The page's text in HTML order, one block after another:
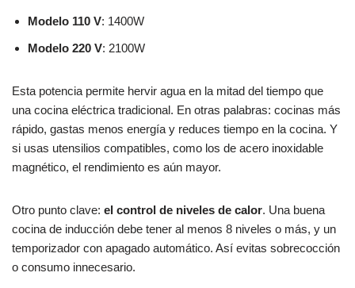
Modelo 110 V: 1400W
Modelo 220 V: 2100W
Esta potencia permite hervir agua en la mitad del tiempo que
una cocina eléctrica tradicional. En otras palabras: cocinas más
rápido, gastas menos energía y reduces tiempo en la cocina. Y
si usas utensilios compatibles, como los de acero inoxidable
magnético, el rendimiento es aún mayor.
Otro punto clave: el control de niveles de calor. Una buena
cocina de inducción debe tener al menos 8 niveles o más, y un
temporizador con apagado automático. Así evitas sobrecocción
o consumo innecesario.